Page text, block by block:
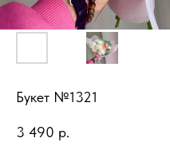
Букет №1321
3 490 р.